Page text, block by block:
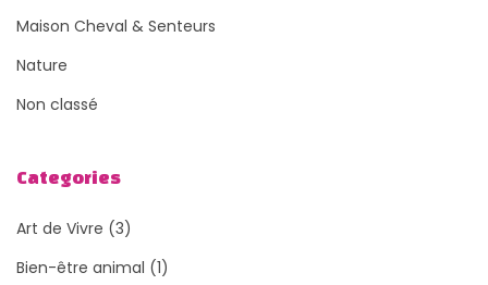
Maison Cheval & Senteurs
Nature
Non classé
Categories
Art de Vivre (3)
Bien-être animal (1)